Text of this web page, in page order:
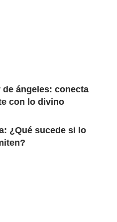
ángeles: conecta
con lo divino
¿Qué sucede si lo